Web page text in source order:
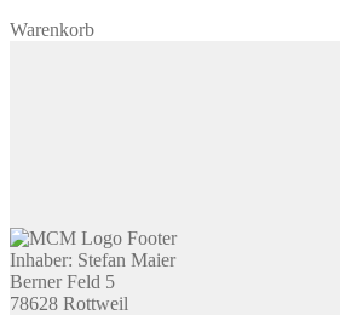
Warenkorb
Inhaber: Stefan Maier
Berner Feld 5
78628 Rottweil